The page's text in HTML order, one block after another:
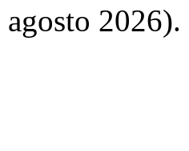
2026).